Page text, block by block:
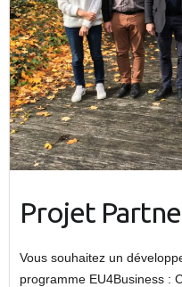
Projet
Vous souhaitez un
programme EU4Business :